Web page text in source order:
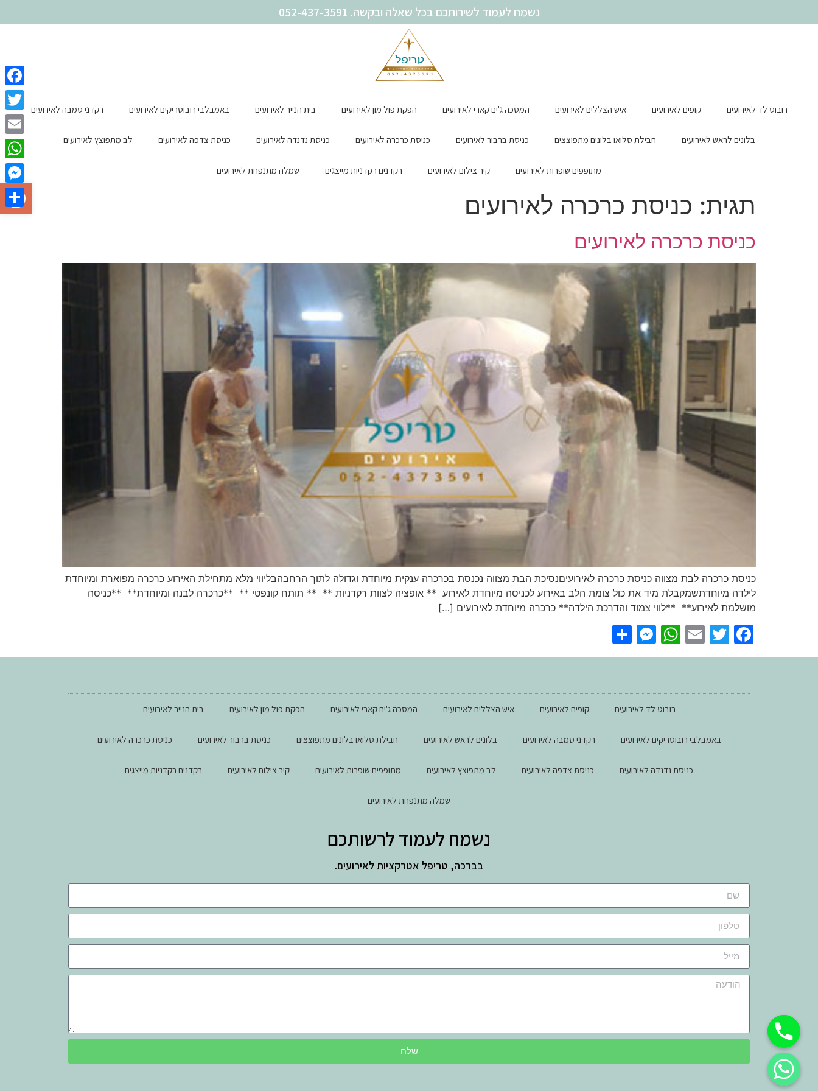
פתח
נשמח לעמוד לשירותכם בכל שאלה ובקשה. 052-437-3591
רובוט לד לאירועים קופים לאירועים איש הצללים לאירועים המסכה ג'ים קארי לאירועים הפקת פול מון לאירועים בית הנייר לאירועים באמבלבי רובוטריקים לאירועים רקדני סמבה לאירועים
בלונים לראש לאירועים חבילת סלואו בלונים מתפוצצים כניסת ברבור לאירועים כניסת כרכרה לאירועים כניסת נדנדה לאירועים כניסת צדפה לאירועים לב מתפוצץ לאירועים
מתופפים שופרות לאירועים קיר צילום לאירועים רקדנים רקדניות מייצגים שמלה מתנפחת לאירועים
תגית: כניסת כרכרה לאירועים
כניסת כרכרה לאירועים
כניסת כרכרה לבת מצווה כניסת כרכרה לאירועיםנסיכת הבת מצווה נכנסת בכרכרה ענקית מיוחדת וגדולה לתוך הרחבהבליווי מלא מתחילת האירוע כרכרה מפוארת ומיוחדת
לילדה מיוחדתשמקבלת מיד את כול צומת הלב באירוע לכניסה מיוחדת לאירוע ** אופציה לצוות רקדניות ** ** תותח קונפטי ** **כרכרה לבנה ומיוחדת** **כניסה
מושלמת לאירוע** **לווי צמוד והדרכת הילדה** כרכרה מיוחדת לאירועים […]
Facebook
Twitter
Email
WhatsApp
Messenger
רובוט לד לאירועים קופים לאירועים איש הצללים לאירועים המסכה ג'ים קארי לאירועים הפקת פול מון לאירועים בית הנייר לאירועים
באמבלבי רובוטריקים לאירועים רקדני סמבה לאירועים בלונים לראש לאירועים חבילת סלואו בלונים מתפוצצים כניסת ברבור לאירועים כניסת כרכרה לאירועים
כניסת נדנדה לאירועים כניסת צדפה לאירועים לב מתפוצץ לאירועים מתופפים שופרות לאירועים קיר צילום לאירועים רקדנים רקדניות מייצגים
שמלה מתנפחת לאירועים
נשמח לעמוד לרשותכם
בברכה, טריפל אטרקציות לאירועים.
שלח
Email